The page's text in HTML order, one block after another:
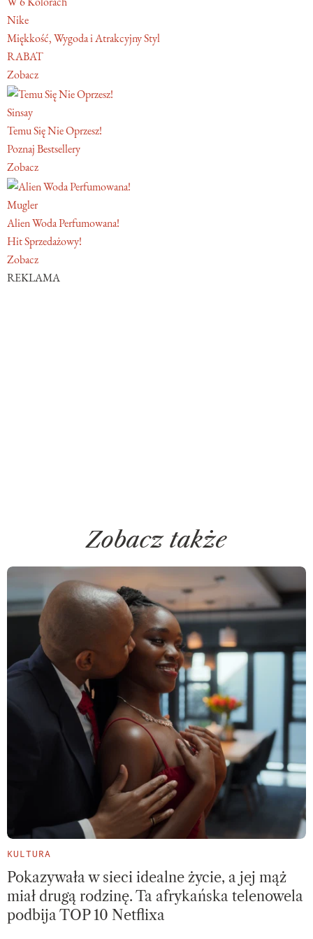
Nike
Miękkość, Wygoda i Atrakcyjny Styl
RABAT
Zobacz
Sinsay
Temu Się Nie Oprzesz!
Poznaj Bestsellery
Zobacz
Mugler
Alien Woda Perfumowana!
Hit Sprzedażowy!
Zobacz
REKLAMA
Zobacz także
KULTURA
Pokazywała w sieci idealne życie, a jej mąż
miał drugą rodzinę. Ta afrykańska telenowela
podbija TOP 10 Netflixa